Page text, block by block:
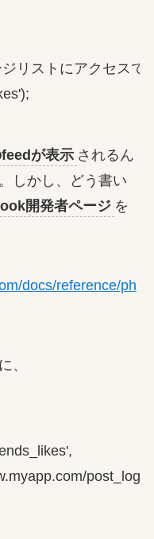
ジリストにアクセス
が表示 されるん
しかし、どう書い
開発者ページ を
docs/reference/ph
、